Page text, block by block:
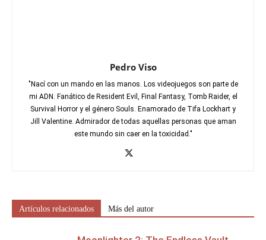
Pedro Viso
"Nací con un mando en las manos. Los videojuegos son parte de
mi ADN. Fanático de Resident Evil, Final Fantasy, Tomb Raider, el
Survival Horror y el género Souls. Enamorado de Tifa Lockhart y
Jill Valentine. Admirador de todas aquellas personas que aman
este mundo sin caer en la toxicidad."
Artículos relacionados Más del autor